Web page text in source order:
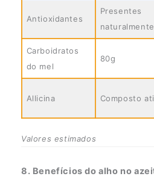
Antioxidantes
Presentes
naturalmente
Carboidratos
do mel
80g
Allicina Composto
Valores estimados
8. Benefícios do alho no